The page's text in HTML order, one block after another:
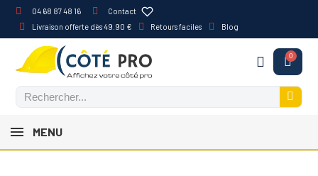
04 68 87 48 16
Contact
Livraison offerte dès 49.90 €
Retours faciles Blog
MENU